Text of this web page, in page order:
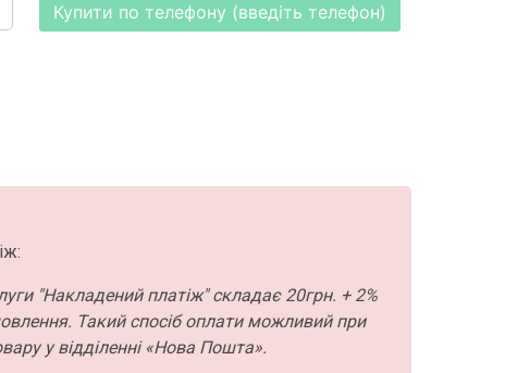
Купити по телефону (введіть телефон)
"Накладений платіж" складає 20грн. + 2%
Такий спосіб оплати можливий при
у відділенні «Нова Пошта».